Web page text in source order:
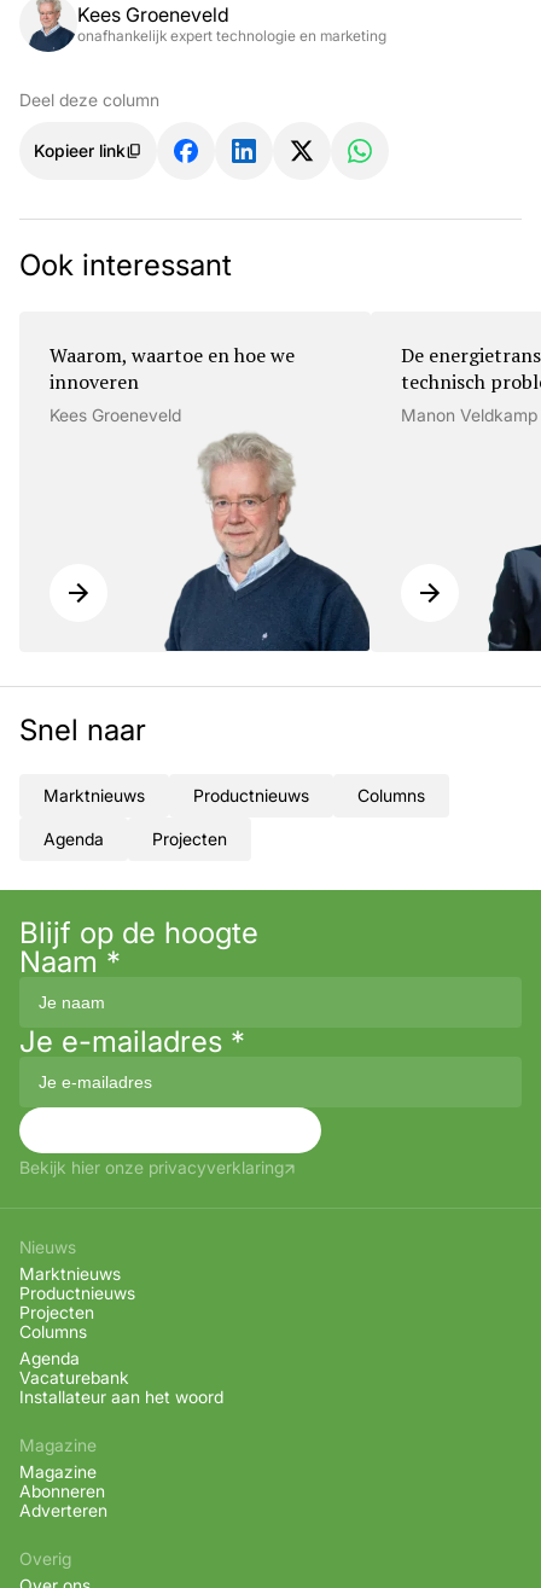
Kees Groeneveld
onafhankelijk expert technologie en marketing
Deel deze column
Kopieer link
Ook interessant
Waarom, waartoe en hoe we
innoveren
Kees Groeneveld
De
technisch
Manon Veldkamp
Snel naar
Marktnieuws Productnieuws Columns
Agenda Projecten
Blijf op de hoogte
Naam *
Je e-mailadres *
Bekijk hier onze privacyverklaring
Nieuws
Marktnieuws
Productnieuws
Projecten
Columns
Agenda
Vacaturebank
Installateur aan het woord
Magazine
Magazine
Abonneren
Adverteren
Overig